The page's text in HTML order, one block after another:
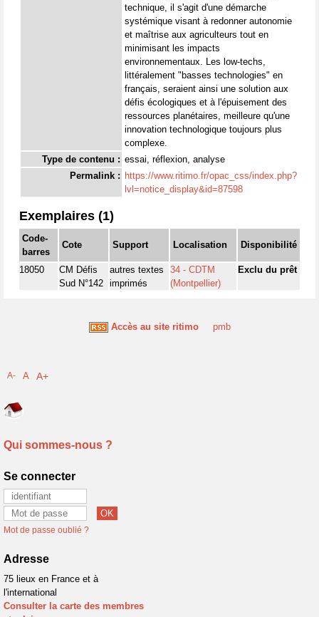
technique, il s'agit d'une démarche
systémique visant à redonner autonomie
et maîtrise aux agriculteurs tout en
minimisant les impacts
environnementaux. Les low-techs,
littéralement "basses technologies" en
français, seraient ainsi une solution aux
défis écologiques et à l'épuisement des
ressources planétaires, meilleure qu'une
innovation technologique toujours plus
complexe.
Type de contenu : essai, réflexion, analyse
Permalink : https://www.ritimo.fr/opac_css/index.php?
lvl=notice_display&id=87598
Exemplaires (1)
Code-
barres
Cote Support Localisation Disponibilité
18050
CM Défis
Sud N°142
autres textes
imprimés
34 - CDTM
(Montpellier)
Exclu du prêt
Accès au site ritimo pmb
A- A A+
Qui sommes-nous ?
Se connecter
Mot de passe oublié ?
Adresse
75 lieux en France et à
l'international
Consulter la carte des membres